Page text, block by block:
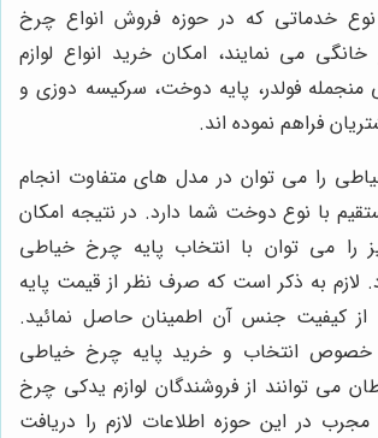
خدماتی که در حوزه فروش انواع چرخ
می نمایند، امکان خرید انواع لوازم
فولدر، پایه دوخت، سرکیسه دوزی و
فراهم نموده اند.
را می توان در مدل های متفاوت انجام
با نوع دوخت شما دارد. در نتیجه امکان
را می توان با انتخاب پایه چرخ خیاطی
لازم به ذکر است که صرف نظر از قیمت پایه
کیفیت جنس آن اطمینان حاصل نمائید.
خصوص انتخاب و خرید پایه چرخ خیاطی
می توانند از فروشندگان لوازم یدکی چرخ
در این حوزه اطلاعات لازم را دریافت